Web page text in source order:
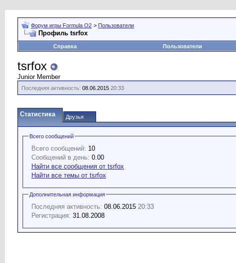
Форум игры Formula O2 > Пользователи
Профиль tsrfox
Справка Пользователи
tsrfox
Junior Member
Последняя активность: 08.06.2015 20:33
Статистика Друзья
Всего сообщений
Всего сообщений: 10
Сообщений в день: 0.00
Найти все сообщения от tsrfox
Найти все темы от tsrfox
Дополнительная информация
Последняя активность: 08.06.2015 20:33
Регистрация: 31.08.2008